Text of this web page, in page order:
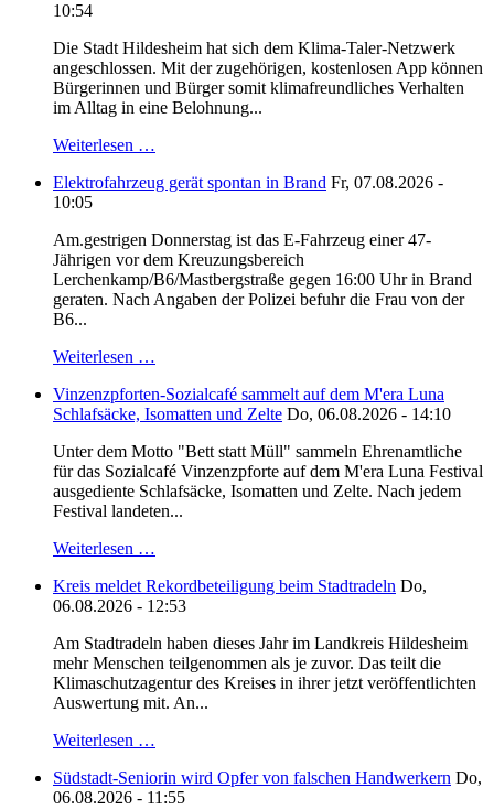
10:54
Die Stadt Hildesheim hat sich dem Klima-Taler-Netzwerk
angeschlossen. Mit der zugehörigen, kostenlosen App können
Bürgerinnen und Bürger somit klimafreundliches Verhalten
im Alltag in eine Belohnung...
Weiterlesen …
Elektrofahrzeug gerät spontan in Brand Fr, 07.08.2026 -
10:05
Am.gestrigen Donnerstag ist das E-Fahrzeug einer 47-
Jährigen vor dem Kreuzungsbereich
Lerchenkamp/B6/Mastbergstraße gegen 16:00 Uhr in Brand
geraten. Nach Angaben der Polizei befuhr die Frau von der
B6...
Weiterlesen …
Vinzenzpforten-Sozialcafé sammelt auf dem M'era Luna
Schlafsäcke, Isomatten und Zelte Do, 06.08.2026 - 14:10
Unter dem Motto "Bett statt Müll" sammeln Ehrenamtliche
für das Sozialcafé Vinzenzpforte auf dem M'era Luna Festival
ausgediente Schlafsäcke, Isomatten und Zelte. Nach jedem
Festival landeten...
Weiterlesen …
Kreis meldet Rekordbeteiligung beim Stadtradeln Do,
06.08.2026 - 12:53
Am Stadtradeln haben dieses Jahr im Landkreis Hildesheim
mehr Menschen teilgenommen als je zuvor. Das teilt die
Klimaschutzagentur des Kreises in ihrer jetzt veröffentlichten
Auswertung mit. An...
Weiterlesen …
Südstadt-Seniorin wird Opfer von falschen Handwerkern Do,
06.08.2026 - 11:55